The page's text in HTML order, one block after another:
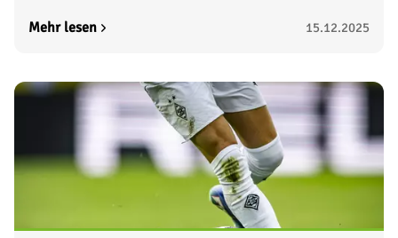
Mehr lesen 15.12.2025